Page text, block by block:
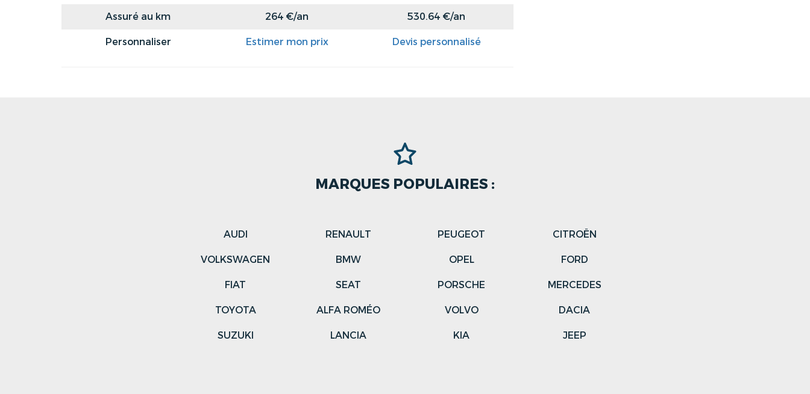
Assuré au km
264 €/an
530.64 €/an
Personnaliser
Estimer mon prix Devis personnalisé
MARQUES POPULAIRES :
AUDI RENAULT PEUGEOT
CITROËN
VOLKSWAGEN
BMW OPEL
FORD
FIAT
SEAT PORSCHE
MERCEDES
TOYOTA
ALFA ROMÉO VOLVO
DACIA
SUZUKI
LANCIA KIA JEEP